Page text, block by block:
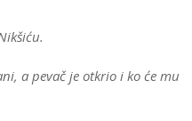
a pevač je otkrio i ko će mu